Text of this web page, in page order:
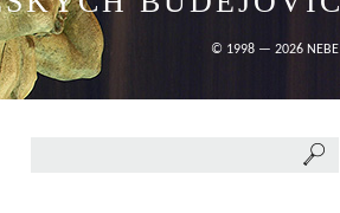
© 1998 — 2026 NEBE